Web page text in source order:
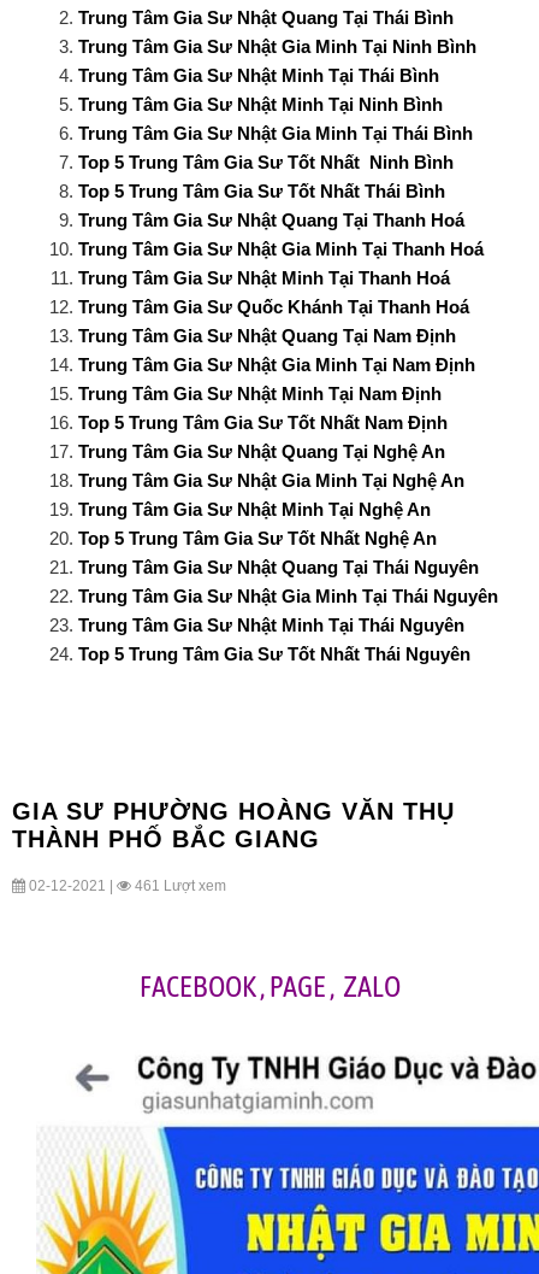
Trung Tâm Gia Sư Nhật Quang Tại Thái Bình
Trung Tâm Gia Sư Nhật Gia Minh Tại Ninh Bình
Trung Tâm Gia Sư Nhật Minh Tại Thái Bình
Trung Tâm Gia Sư Nhật Minh Tại Ninh Bình
Trung Tâm Gia Sư Nhật Gia Minh Tại Thái Bình
Top 5 Trung Tâm Gia Sư Tốt Nhất Ninh Bình
Top 5 Trung Tâm Gia Sư Tốt Nhất Thái Bình
Trung Tâm Gia Sư Nhật Quang Tại Thanh Hoá
Trung Tâm Gia Sư Nhật Gia Minh Tại Thanh Hoá
Trung Tâm Gia Sư Nhật Minh Tại Thanh Hoá
Trung Tâm Gia Sư Quốc Khánh Tại Thanh Hoá
Trung Tâm Gia Sư Nhật Quang Tại Nam Định
Trung Tâm Gia Sư Nhật Gia Minh Tại Nam Định
Trung Tâm Gia Sư Nhật Minh Tại Nam Định
Top 5 Trung Tâm Gia Sư Tốt Nhất Nam Định
Trung Tâm Gia Sư Nhật Quang Tại Nghệ An
Trung Tâm Gia Sư Nhật Gia Minh Tại Nghệ An
Trung Tâm Gia Sư Nhật Minh Tại Nghệ An
Top 5 Trung Tâm Gia Sư Tốt Nhất Nghệ An
Trung Tâm Gia Sư Nhật Quang Tại Thái Nguyên
Trung Tâm Gia Sư Nhật Gia Minh Tại Thái Nguyên
Trung Tâm Gia Sư Nhật Minh Tại Thái Nguyên
Top 5 Trung Tâm Gia Sư Tốt Nhất Thái Nguyên
GIA SƯ PHƯỜNG HOÀNG VĂN THỤ
THÀNH PHỐ BẮC GIANG
02-12-2021 | 461 Lượt xem
FACEBOOK,PAGE, ZALO